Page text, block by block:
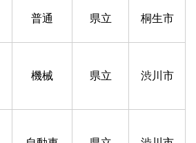
普通 県立 桐生市
機械 県立 渋川市